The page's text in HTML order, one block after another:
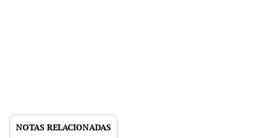
NOTAS RELACIONADAS